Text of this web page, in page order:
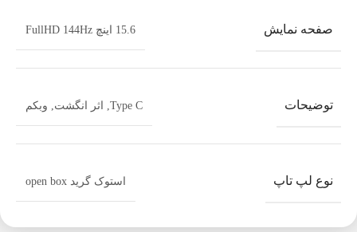
این لپ تاپ با طراحی مدرن و بدنه مقاوم خود، به راحتی با نیازهای
روزمره شما هماهنگ می‌شود. بدنه دستگاه از مواد با کیفیت بالا ساخته
شده است و حس استحکام و دوام بالایی را به کاربر منتقل می‌کند.
و شیک دارند، کاملاً مناسب است.
لپ تاپ HP Victus 15 X
قرار دارد، به این معنی که
دستگاه کاملاً سالم و بدون ایراد است. این گرید برای کسانی که به
گرید ++A نشان‌دهنده دستگاه‌هایی است که در شرایط عالی از نظر
صفحه نمایش 15.6 اینچ FullHD 144Hz
توضیحات Type C اثر انگشت وبکم
نوع لپ تاپ استوک گرید open box